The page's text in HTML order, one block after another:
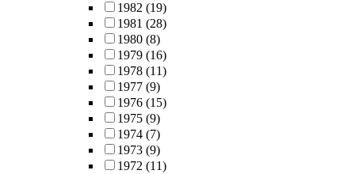
1982 (19)
1981 (28)
1980 (8)
1979 (16)
1978 (11)
1977 (9)
1976 (15)
1975 (9)
1974 (7)
1973 (9)
1972 (11)